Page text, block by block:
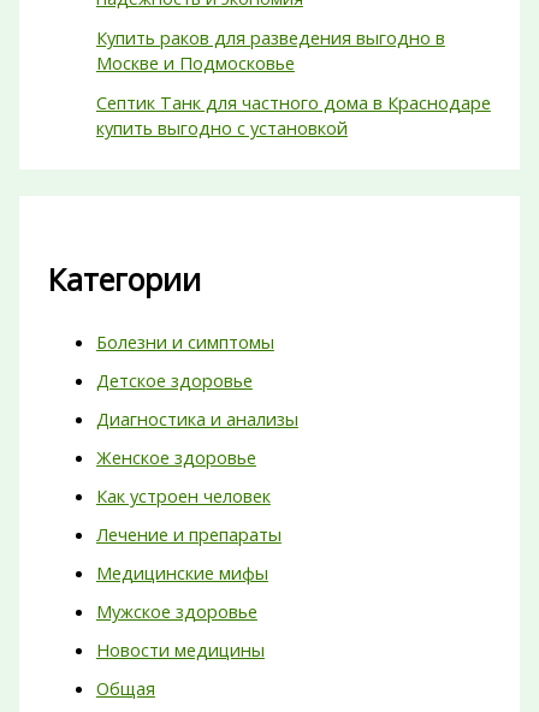
Купить раков для разведения выгодно в
Москве и Подмосковье
Септик Танк для частного дома в Краснодаре
купить выгодно с установкой
Категории
Болезни и симптомы
Детское здоровье
Диагностика и анализы
Женское здоровье
Как устроен человек
Лечение и препараты
Медицинские мифы
Мужское здоровье
Новости медицины
Общая